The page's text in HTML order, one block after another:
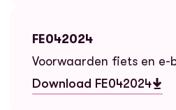
FE042024
Voorwaarden fiets en e-
Download FE042024
— FE042024